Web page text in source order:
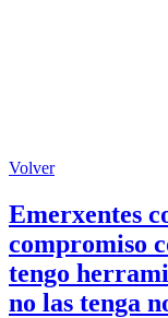
Volver
Emerxentes
compromiso
tengo
no las tenga